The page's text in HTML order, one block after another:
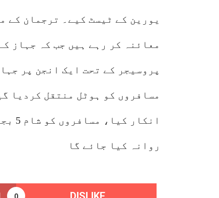
یورین کے ٹیسٹ کیے۔ ترجمان کے
معائنہ کر رہے ہیں جب کہ جہاز
پروسیجر کے تحت ایک انجن پر
روانہ کیا جائے گا